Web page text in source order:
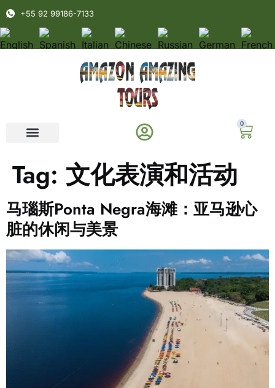
+55 92 99186-7133
0
Tag: 文化表演和活动
马瑙斯Ponta Negra海滩：亚马逊心
脏的休闲与美景